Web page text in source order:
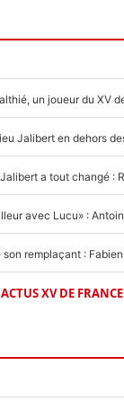
ACTUS XV DE FRANCE